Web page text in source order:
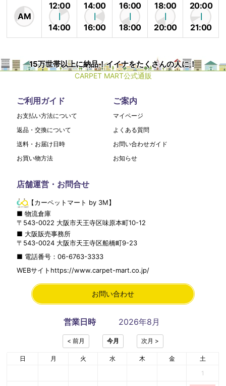
AM
12:00
14:00
14:00
16:00
16:00
18:00
18:00
20:00
20:00
21:00
15万世帯以上に納品！イイナをたくさんの人に！
CARPET MART公式通販
ご利用ガイド
お支払い方法について
返品・交換について
送料・お届け日時
お買い物方法
ご案内
マイページ
よくある質問
お問い合わせガイド
お知らせ
店舗運営・お問合せ
【カーペットマート by 3M】
■ 物流倉庫
〒 543-0022 大阪市天王寺区味原本町10-12
■ 大阪販売事務所
〒 543-0024 大阪市天王寺区船橋町9-23
■ 電話番号：06-6763-3333
WEBサイト https://www.carpet-mart.co.jp/
お問い合わせ
営業日時 2026年8月
日 月 火 水 木 金
土
1